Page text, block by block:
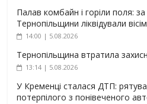
Палав комбайн і горіли поля:
Тернопільщини ліквідували
14:00 | 5.08.2026
Тернопільщина втратила
13:14 | 5.08.2026
У Кременці сталася ДТП:
потерпілого з понівеченого